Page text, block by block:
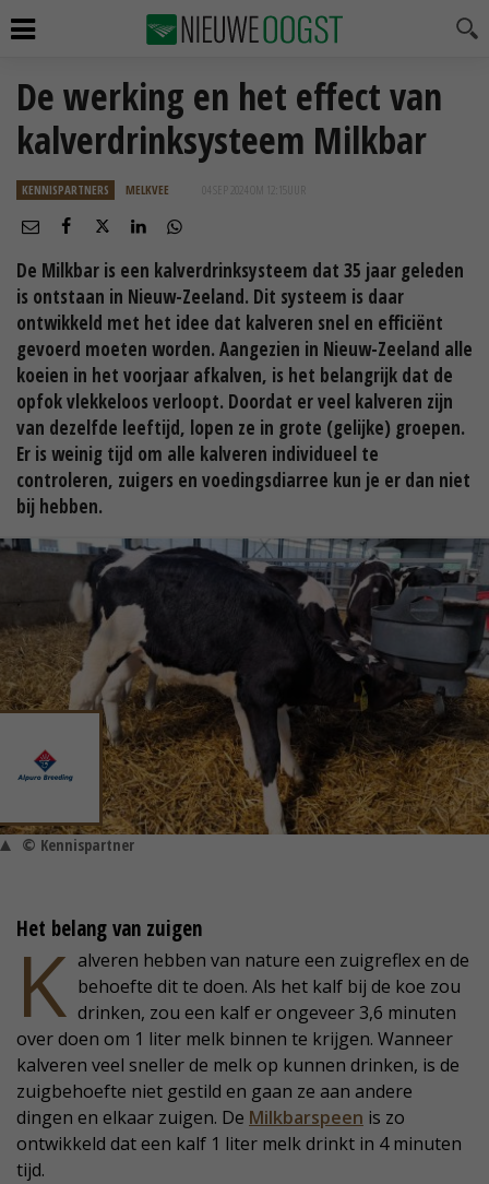
De werking en het effect van
kalverdrinksysteem Milkbar
KENNISPARTNERS MELKVEE 04 SEP 2024 OM 12:15
De Milkbar is een kalverdrinksysteem dat 35 jaar geleden
is ontstaan in Nieuw-Zeeland. Dit systeem is daar
ontwikkeld met het idee dat kalveren snel en efficiënt
gevoerd moeten worden. Aangezien in Nieuw-Zeeland alle
koeien in het voorjaar afkalven, is het belangrijk dat de
opfok vlekkeloos verloopt. Doordat er veel kalveren zijn
van dezelfde leeftijd, lopen ze in grote (gelijke) groepen.
Er is weinig tijd om alle kalveren individueel te
controleren, zuigers en voedingsdiarree kun je er dan niet
bij hebben.
© Kennispartner
Het belang van zuigen
K alveren hebben van nature een zuigreflex en de
behoefte dit te doen. Als het kalf bij de koe zou
drinken, zou een kalf er ongeveer 3,6 minuten
over doen om 1 liter melk binnen te krijgen. Wanneer
kalveren veel sneller de melk op kunnen drinken, is de
zuigbehoefte niet gestild en gaan ze aan andere
dingen en elkaar zuigen. De Milkbarspeen is zo
ontwikkeld dat een kalf 1 liter melk drinkt in 4 minuten
tijd.